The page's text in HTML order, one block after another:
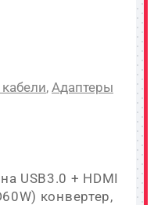
, Адаптеры
USB3.0 + HDMI
конвертер,